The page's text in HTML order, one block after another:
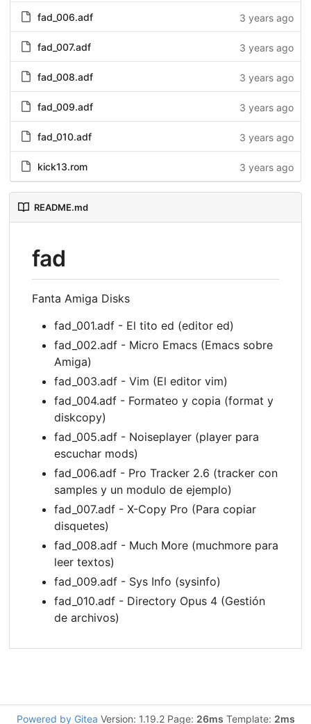
fad_006.adf 3 years ago
fad_007.adf 3 years ago
fad_008.adf 3 years ago
fad_009.adf 3 years ago
fad_010.adf 3 years ago
kick13.rom 3 years ago
README.md
fad
Fanta Amiga Disks
fad_001.adf - El tito ed (editor ed)
fad_002.adf - Micro Emacs (Emacs sobre
Amiga)
fad_003.adf - Vim (El editor vim)
fad_004.adf - Formateo y copia (format y
diskcopy)
fad_005.adf - Noiseplayer (player para
escuchar mods)
fad_006.adf - Pro Tracker 2.6 (tracker con
samples y un modulo de ejemplo)
fad_007.adf - X-Copy Pro (Para copiar
disquetes)
fad_008.adf - Much More (muchmore para
leer textos)
fad_009.adf - Sys Info (sysinfo)
fad_010.adf - Directory Opus 4 (Gestión
de archivos)
Powered by Gitea Version: 1.19.2 Page: 26ms Template: 2ms